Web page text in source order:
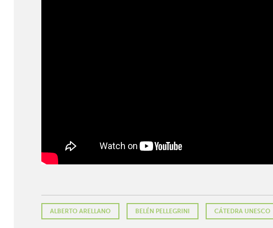
ALBERTO ARELLANO BELÉN PELLEGRINI CÁTEDRA UNESCO